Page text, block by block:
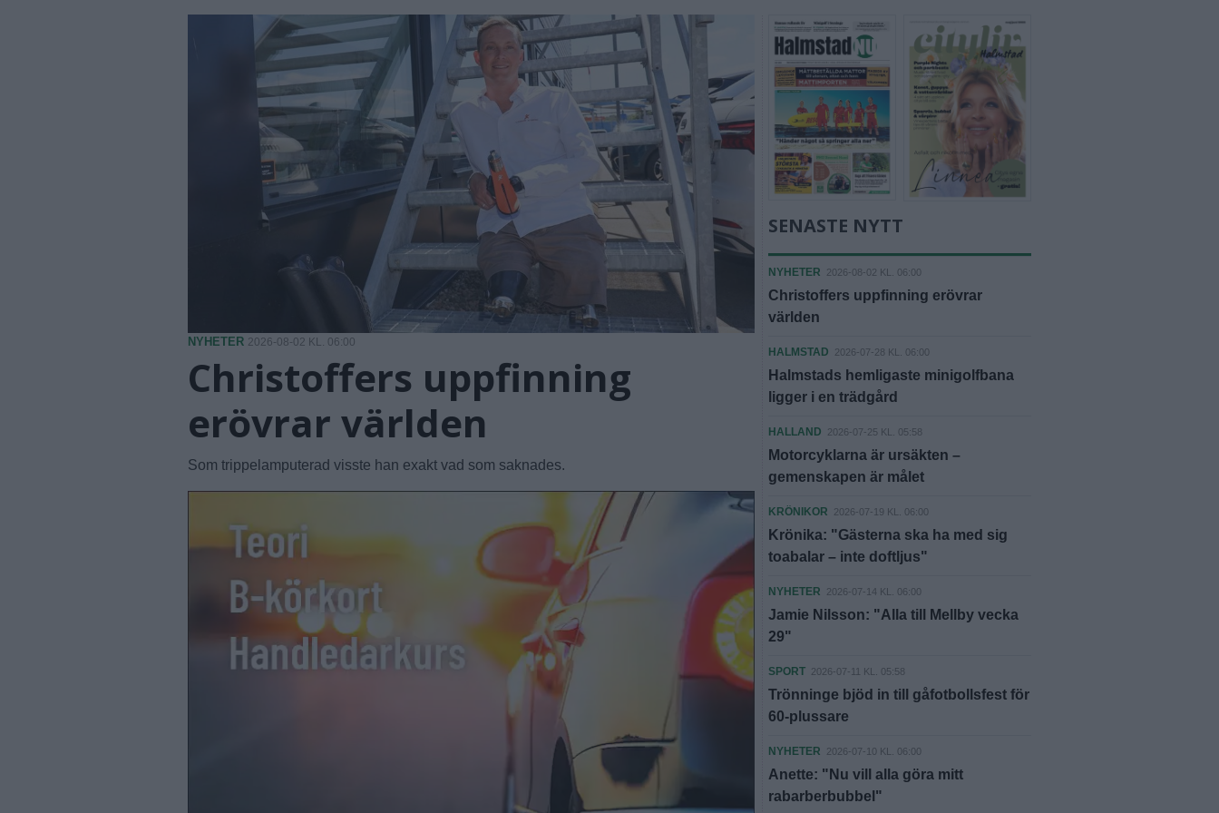
NYHETER 2026-08-02 KL. 06:00
Christoffers uppfinning
erövrar världen
Som trippelamputerad visste han exakt vad som saknades.
SENASTE NYTT
NYHETER 2026-08-02 KL. 06:00
Christoffers uppfinning erövrar
världen
HALMSTAD 2026-07-28 KL. 06:00
Halmstads hemligaste minigolfbana
ligger i en trädgård
HALLAND 2026-07-25 KL. 05:58
Motorcyklarna är ursäkten –
gemenskapen är målet
KRÖNIKOR 2026-07-19 KL. 06:00
Krönika: "Gästerna ska ha med sig
toabalar – inte doftljus"
NYHETER 2026-07-14 KL. 06:00
Jamie Nilsson: "Alla till Mellby vecka
29"
SPORT 2026-07-11 KL. 05:58
Trönninge bjöd in till gåfotbollsfest för
60-plussare
NYHETER 2026-07-10 KL. 06:00
Anette: "Nu vill alla göra mitt
rabarberbubbel"